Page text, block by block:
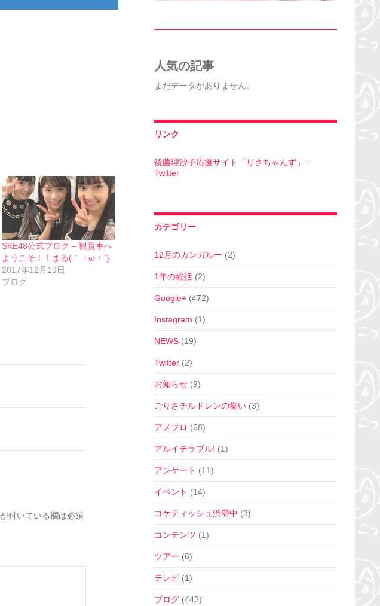
SKE48公式ブログ – 観覧車へ
ようこそ！！まる(｀・ω・´)
2017年12月19日
ブログ
が付いている欄は必須
人気の記事
まだデータがありません。
リンク
後藤理沙子応援サイト「りさちゃんず」 –
Twitter
カテゴリー
12月のカンガルー (2)
1年の総括 (2)
Google+ (472)
Instagram (1)
NEWS (19)
Twitter (2)
お知らせ (9)
ごりさチルドレンの集い (3)
アメブロ (68)
アルイテラブル! (1)
アンケート (11)
イベント (14)
コケティッシュ渋滞中 (3)
コンテンツ (1)
ツアー (6)
テレビ (1)
ブログ (443)